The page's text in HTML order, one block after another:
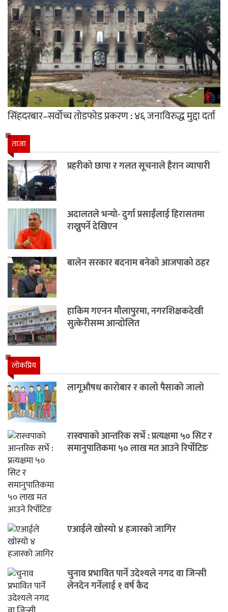
सिंहदरबार–सर्वोच्च तोडफोड प्रकरण : ४६ जनाविरुद्ध मुद्दा दर्ता
ताजा
प्रहरीको छापा र गलत सूचनाले हैरान व्यापारी
अदालतले भन्यो- दुर्गा प्रसाईंलाई हिरासतमा
राख्नुपर्ने देखिएन
बालेन सरकार बदनाम बनेको आजपाको ठहर
हाकिम गएनन मौलापुरमा, नगरशिक्षकदेखी
सुत्केरीसम्म आन्दोलित
लाेकप्रिय
लागूऔषध कारोबार र कालो पैसाको जालो
रास्वपाको आन्तरिक सर्भे : प्रत्यक्षमा ५० सिट र
समानुपातिकमा ५० लाख मत आउने रिर्पोटिङ
एआईले खोस्यो ४ हजारको जागिर
चुनाव प्रभावित पार्ने उदेश्यले नगद वा जिन्सी
लेनदेन गर्नेलाई १ वर्ष कैद